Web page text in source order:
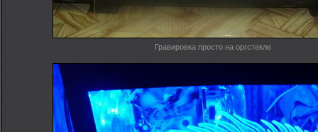
Гравировка просто на оргстекле